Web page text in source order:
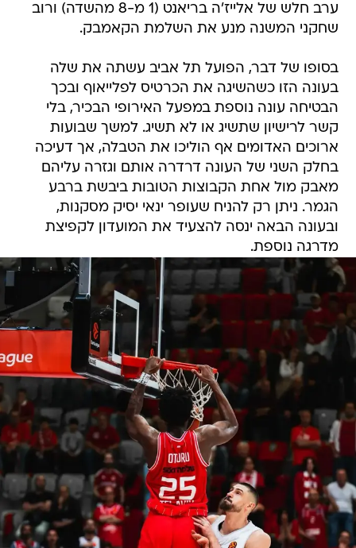
ערב חלש של אלייז'ה בריאנט (1 מ-8 מהשדה) ורוב
שחקני המשנה מנע את השלמת הקאמבק.
בסופו של דבר, הפועל תל אביב עשתה את שלה
בעונה הזו כשהשיגה את הכרטיס לפלייאוף ובכך
הבטיחה עונה נוספת במפעל האירופי הבכיר, בלי
קשר לרישיון שתשיג או לא תשיג. למשך שבועות
ארוכים האדומים אף הוליכו את הטבלה, אך דעיכה
בחלק השני של העונה דרדרה אותם וגזרה עליהם
מאבק מול אחת הקבוצות הטובות ביבשת ברבע
הגמר. ניתן רק להניח שעופר ינאי יסיק מסקנות,
ובעונה הבאה ינסה להצעיד את המועדון לקפיצת
מדרגה נוספת.